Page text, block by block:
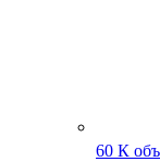
60 К